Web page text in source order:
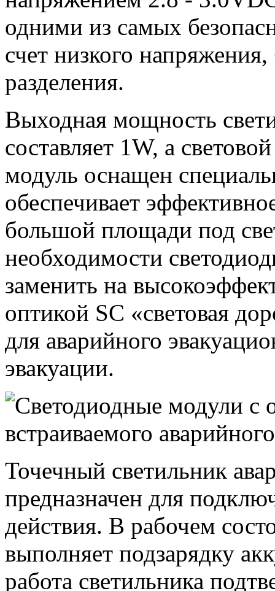
одними из самых
счет низкого
разделения.
Выходная мощность
составляет 1W, а
модуль оснащен
обеспечивает
большой площади под
необходимости
заменить на
оптикой SC «световая
для аварийного
эвакуации.
Точечный светильник
предназначен для
действия. В рабочем
выполняет подзарядку
работа светильника